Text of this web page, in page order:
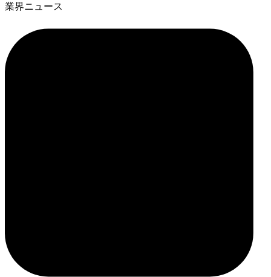
業界ニュース